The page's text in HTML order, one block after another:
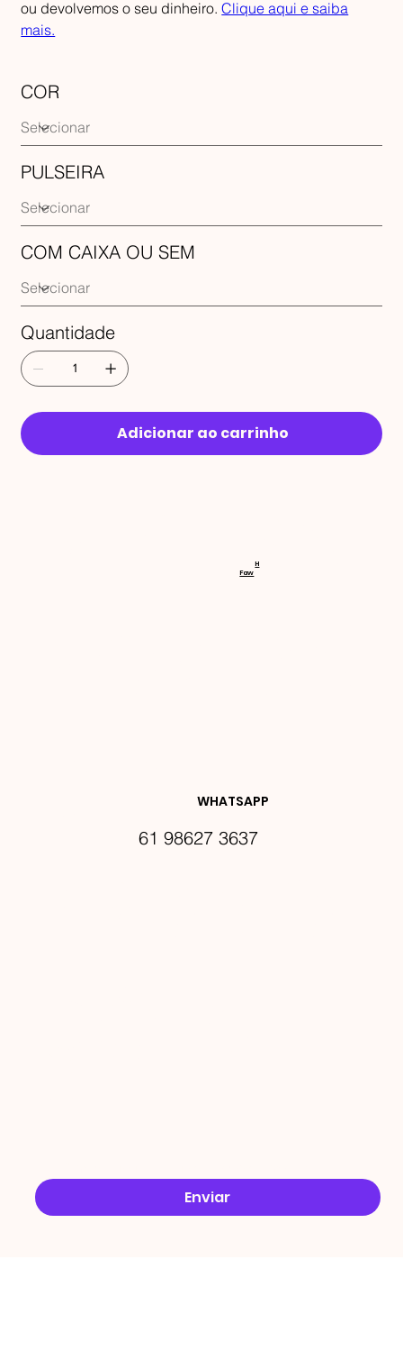
ou devolvemos o seu dinheiro.Clique aqui e saiba
mais.
COR
PULSEIRA
COM CAIXA OU SEM
Quantidade
Adicionar ao carrinho
RECEBA
DES E
Enviar
WHATSAPP
61 98627 3637
Faw
H